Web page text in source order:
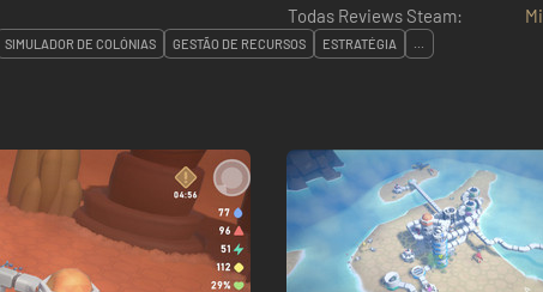
Todas Reviews Steam:
SIMULADOR DE COLÓNIAS GESTÃO DE RECURSOS ESTRATÉGIA ...